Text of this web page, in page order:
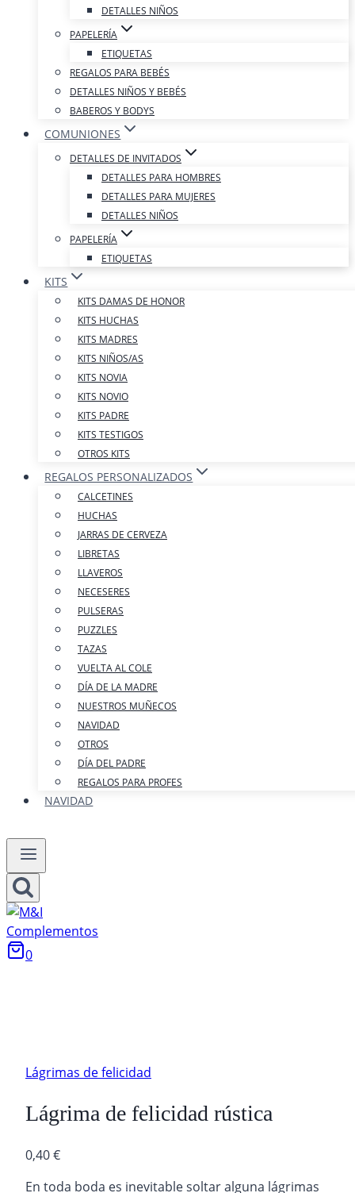
DETALLES NIÑOS
PAPELERÍA
ETIQUETAS
REGALOS PARA BEBÉS
DETALLES NIÑOS Y BEBÉS
BABEROS Y BODYS
COMUNIONES
DETALLES DE INVITADOS
DETALLES PARA HOMBRES
DETALLES PARA MUJERES
DETALLES NIÑOS
PAPELERÍA
ETIQUETAS
KITS
KITS DAMAS DE HONOR
KITS HUCHAS
KITS MADRES
KITS NIÑOS/AS
KITS NOVIA
KITS NOVIO
KITS PADRE
KITS TESTIGOS
OTROS KITS
REGALOS PERSONALIZADOS
CALCETINES
HUCHAS
JARRAS DE CERVEZA
LIBRETAS
LLAVEROS
NECESERES
PULSERAS
PUZZLES
TAZAS
VUELTA AL COLE
DÍA DE LA MADRE
NUESTROS MUÑECOS
NAVIDAD
OTROS
DÍA DEL PADRE
REGALOS PARA PROFES
NAVIDAD
0
Lágrimas de felicidad
Lágrima de felicidad rústica
0,40€
En toda boda es inevitable soltar alguna lágrimas